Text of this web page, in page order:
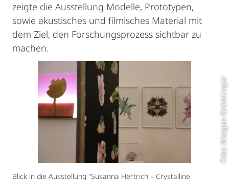
zeigte die Ausstellung Modelle, Prototypen,
sowie akustisches und filmisches Material mit
dem Ziel, den Forschungsprozess sichtbar zu
machen.
Foto: Imogen Grönninger
Blick in die Ausstellung "Susanna Hertrich – Crystalline